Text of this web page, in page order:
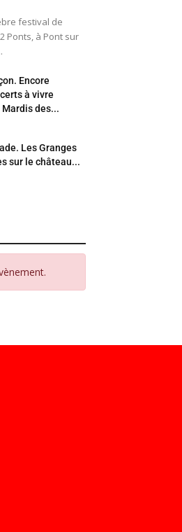
festival de
Ponts, à Pont sur
Encore
à vivre
des...
Les Granges
sur le château...